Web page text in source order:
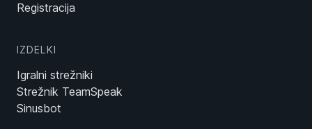
Registracija
IZDELKI
Igralni strežniki
Strežnik TeamSpeak
Sinusbot